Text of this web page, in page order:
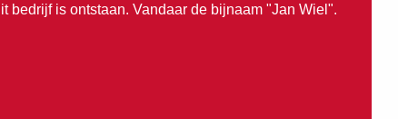
bedrijf is ontstaan. Vandaar de bijnaam "Jan Wiel".